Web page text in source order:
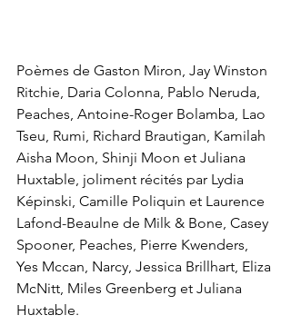
Poèmes de Gaston Miron, Jay Winston
Ritchie, Daria Colonna, Pablo Neruda,
Peaches, Antoine-Roger Bolamba, Lao
Tseu, Rumi, Richard Brautigan, Kamilah
Aisha Moon, Shinji Moon et Juliana
Huxtable, joliment récités par Lydia
Képinski, Camille Poliquin et Laurence
Lafond-Beaulne de Milk & Bone, Casey
Spooner, Peaches, Pierre Kwenders,
Yes Mccan, Narcy, Jessica Brillhart, Eliza
McNitt, Miles Greenberg et Juliana
Huxtable.